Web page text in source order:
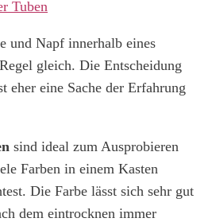
und Napf innerhalb eines
gleich. Die Entscheidung
eher eine Sache der Erfahrung
sind ideal zum Ausprobieren
Farben in einem Kasten
Die Farbe lässt sich sehr gut
dem eintrocknen immer